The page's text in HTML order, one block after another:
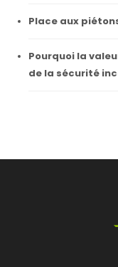
Place aux
Pourquoi la
de la sécurité